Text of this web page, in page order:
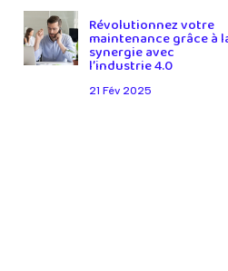
Révolutionnez votre
maintenance grâce à
synergie avec
l’industrie 4.0
21 Fév 2025